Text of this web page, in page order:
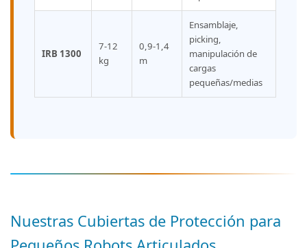
IRB 1300
7-12
kg
0,9-1,4
m
Ensamblaje,
picking,
manipulación de
cargas
pequeñas/medias
Nuestras Cubiertas de Protección para